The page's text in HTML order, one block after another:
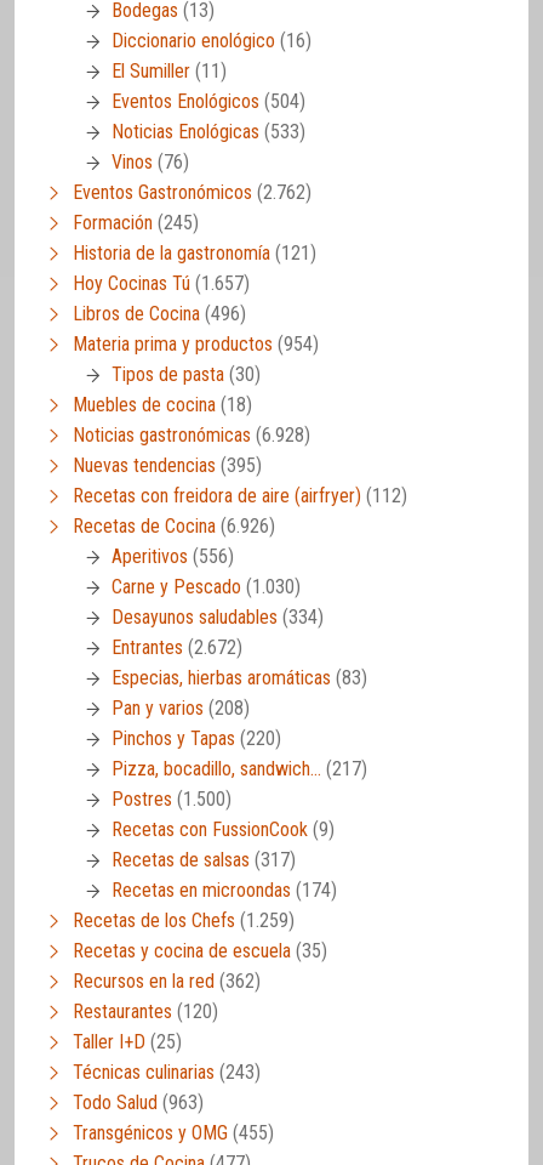
Bodegas (13)
Diccionario enológico (16)
El Sumiller (11)
Eventos Enológicos (504)
Noticias Enológicas (533)
Vinos (76)
Eventos Gastronómicos (2.762)
Formación (245)
Historia de la gastronomía (121)
Hoy Cocinas Tú (1.657)
Libros de Cocina (496)
Materia prima y productos (954)
Tipos de pasta (30)
Muebles de cocina (18)
Noticias gastronómicas (6.928)
Nuevas tendencias (395)
Recetas con freidora de aire (airfryer) (112)
Recetas de Cocina (6.926)
Aperitivos (556)
Carne y Pescado (1.030)
Desayunos saludables (334)
Entrantes (2.672)
Especias, hierbas aromáticas (83)
Pan y varios (208)
Pinchos y Tapas (220)
Pizza, bocadillo, sandwich… (217)
Postres (1.500)
Recetas con FussionCook (9)
Recetas de salsas (317)
Recetas en microondas (174)
Recetas de los Chefs (1.259)
Recetas y cocina de escuela (35)
Recursos en la red (362)
Restaurantes (120)
Taller I+D (25)
Técnicas culinarias (243)
Todo Salud (963)
Transgénicos y OMG (455)